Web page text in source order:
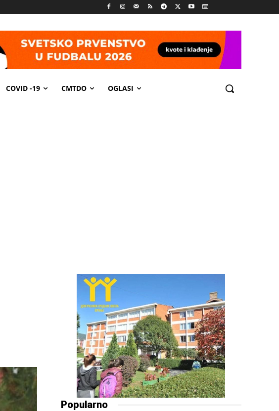
COVID -19 CMTDO OGLASI
Popularno